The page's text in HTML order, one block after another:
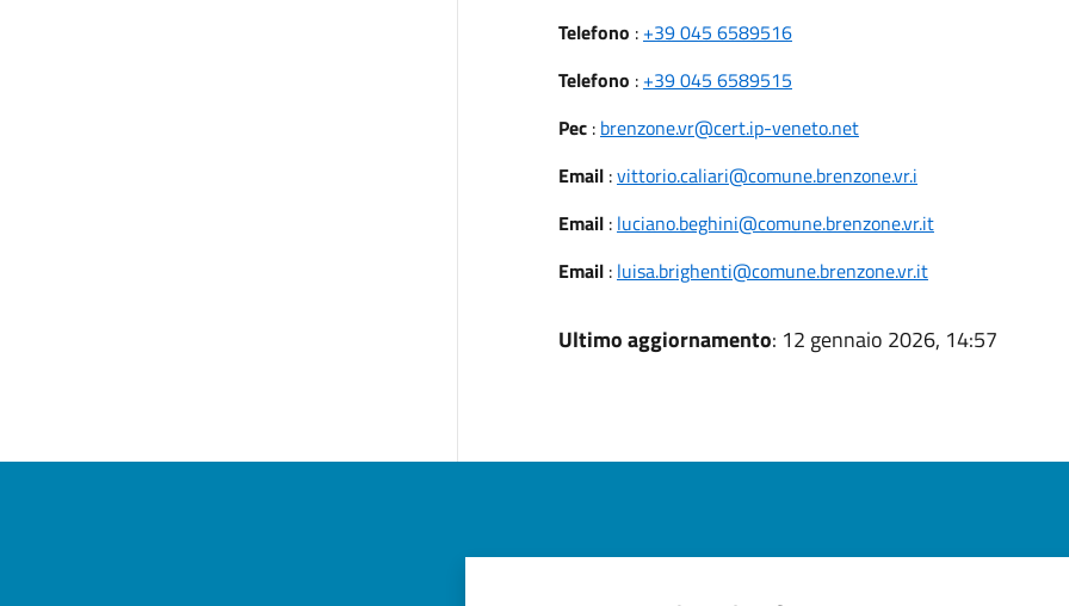
Telefono : +39 045 6589516
Telefono : +39 045 6589515
Pec: brenzone.vr@cert.ip-veneto.net
Email:vittorio.caliari@comune.brenzone.vr.i
Email: luciano.beghini@comune.brenzone.vr.it
Email: luisa.brighenti@comune.brenzone.vr.it
Ultimo aggiornamento: 12 gennaio 2026, 14:57